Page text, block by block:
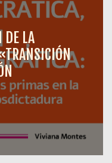
DE LA